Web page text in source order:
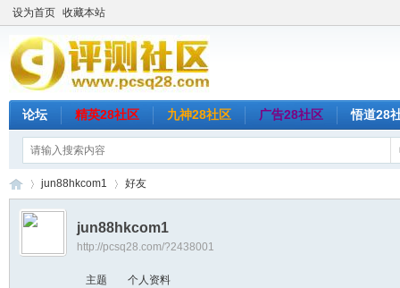
设为首页 收藏本站
论坛 精英28社区 九神28社区 广告28社区 悟道28
›
jun88hkcom1 好友
jun88hkcom1
http://pcsq28.com/?2438001
主题 个人资料